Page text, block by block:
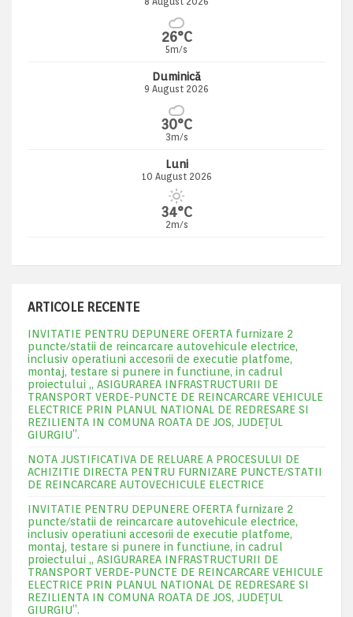
26°C
5m/s
Duminică
9 August 2026
30°C
3m/s
Luni
10 August 2026
34°C
2m/s
ARTICOLE RECENTE
INVITATIE PENTRU DEPUNERE OFERTA furnizare 2
puncte/statii de reincarcare autovehicule electrice,
inclusiv operatiuni accesorii de executie platfome,
montaj, testare si punere in functiune, in cadrul
proiectului „ ASIGURAREA INFRASTRUCTURII DE
TRANSPORT VERDE-PUNCTE DE REINCARCARE VEHICULE
ELECTRICE PRIN PLANUL NATIONAL DE REDRESARE SI
REZILIENTA IN COMUNA ROATA DE JOS, JUDEŢUL
GIURGIU”.
NOTA JUSTIFICATIVA DE RELUARE A PROCESULUI DE
ACHIZITIE DIRECTA PENTRU FURNIZARE PUNCTE/STATII
DE REINCARCARE AUTOVECHICULE ELECTRICE
INVITATIE PENTRU DEPUNERE OFERTA furnizare 2
puncte/statii de reincarcare autovehicule electrice,
inclusiv operatiuni accesorii de executie platfome,
montaj, testare si punere in functiune, in cadrul
proiectului „ ASIGURAREA INFRASTRUCTURII DE
TRANSPORT VERDE-PUNCTE DE REINCARCARE VEHICULE
ELECTRICE PRIN PLANUL NATIONAL DE REDRESARE SI
REZILIENTA IN COMUNA ROATA DE JOS, JUDEŢUL
GIURGIU”.